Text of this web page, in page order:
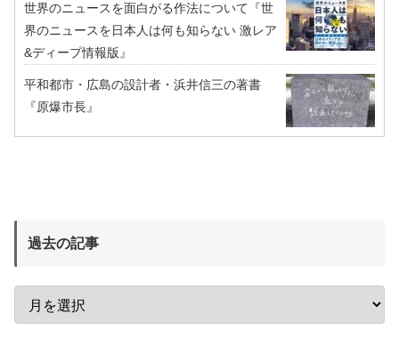
世界のニュースを面白がる作法について『世
界のニュースを日本人は何も知らない 激レア
&ディープ情報版』
平和都市・広島の設計者・浜井信三の著書
『原爆市長』
過去の記事